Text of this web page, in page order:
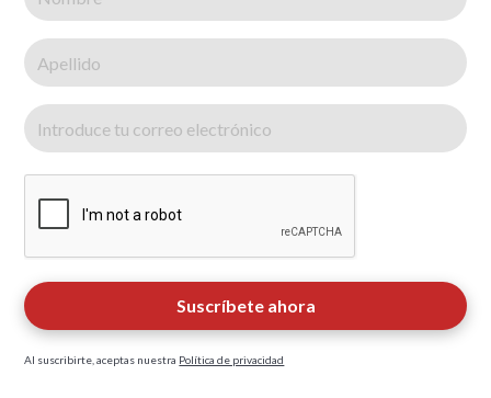
Al suscribirte, aceptas nuestra Política de privacidad